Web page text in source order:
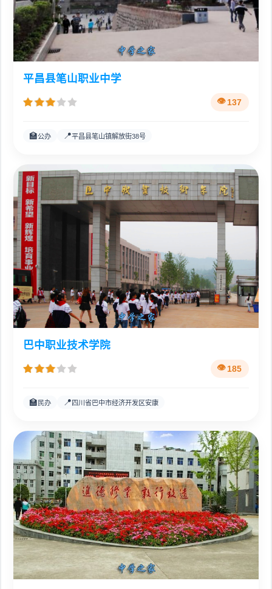
平昌县笔山职业中学
137
🏫公办 📍平昌县笔山镇解放街38号
巴中职业技术学院
185
🏫 民办 📍四川省巴中市经济开发区安康